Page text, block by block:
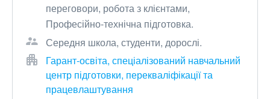
переговори, робота з клієнтами,
Професійно-технічна підготовка.
Середня школа, студенти, дорослі.
Гарант-освіта, спеціалізований навчальний
центр підготовки, перекваліфікації та
працевлаштування